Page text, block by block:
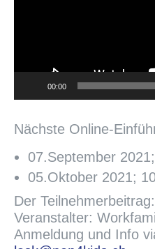
00:00
Nächste Online-
07.September
05.Oktober 2021;
Der
Veranstalter:
Anmeldung und Info